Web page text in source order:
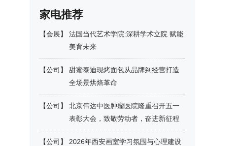
家电推荐
【会展】
法国当代艺术学院:深耕学术立院 赋能
美育未来
【公司 】
甜蜜泰迪现烤面包从品牌到经营打造
全场景烘焙革命
【公司 】
北京伟达中医肿瘤医院隆重召开五一
表彰大会，致敬劳动者，奋进新征程
【公司 】
2026年西安画室学习氛围与心理建设